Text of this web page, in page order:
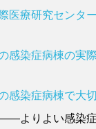
医療研究セン
感染症病棟の実
感染症病棟で大
よりよい感染